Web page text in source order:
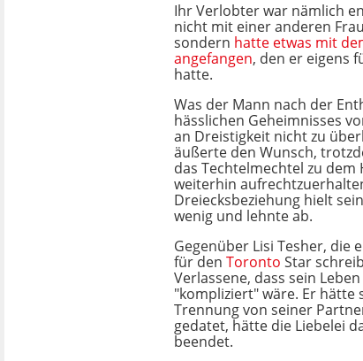
Ihr Verlobter war nämlich
nicht mit einer anderen
sondern hatte etwas mit
angefangen, den er eigens
hatte.
Was der Mann nach der
hässlichen Geheimnisses
an Dreistigkeit nicht zu
äußerte den Wunsch,
das Techtelmechtel zu
weiterhin
Dreiecksbeziehung hielt
wenig und lehnte ab.
Gegenüber Lisi Tesher, die
für den Toronto Star
Verlassene, dass sein
"kompliziert" wäre. Er hätte
Trennung von seiner
gedatet, hätte die Liebelei
beendet.